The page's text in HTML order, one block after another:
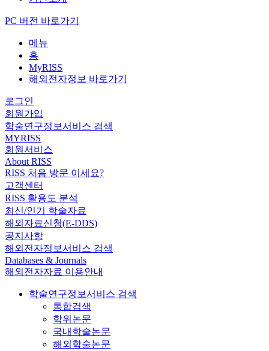
PC 버전 바로가기
메뉴
홈
MyRISS
해외전자정보 바로가기
로그인
회원가입
학술연구정보서비스 검색
MYRISS
회원서비스
About RISS
RISS 처음 방문 이세요?
고객센터
RISS 활용도 분석
최신/인기 학술자료
해외자료신청(E-DDS)
공지사항
해외전자정보서비스 검색
Databases & Journals
해외전자자료 이용안내
학술연구정보서비스 검색
통합검색
학위논문
국내학술논문
해외학술논문